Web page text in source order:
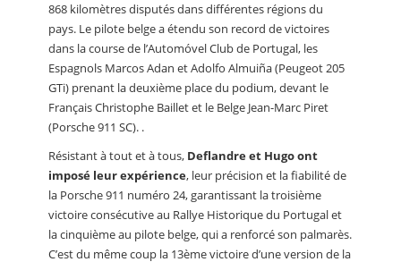
868 kilomètres disputés dans différentes régions du
pays. Le pilote belge a étendu son record de victoires
dans la course de l’Automóvel Club de Portugal, les
Espagnols Marcos Adan et Adolfo Almuiña (Peugeot 205
GTi) prenant la deuxième place du podium, devant le
Français Christophe Baillet et le Belge Jean-Marc Piret
(Porsche 911 SC). .
Résistant à tout et à tous, Deflandre et Hugo ont
imposé leur expérience, leur précision et la fiabilité de
la Porsche 911 numéro 24, garantissant la troisième
victoire consécutive au Rallye Historique du Portugal et
la cinquième au pilote belge, qui a renforcé son palmarès.
C’est du même coup la 13ème victoire d’une version de la